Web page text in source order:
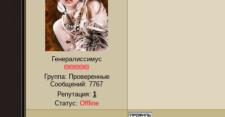
Генералиссимус
Группа: Проверенные
Сообщений: 7767
Репутация: 1
Статус: Offline